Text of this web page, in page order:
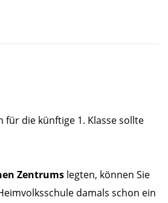
für die künftige 1. Klasse sollte
Zentrums legten, können Sie
damals schon ein